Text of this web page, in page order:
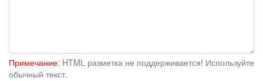
Примечание: HTML разметка не поддерживается! Используйте
обычный текст.